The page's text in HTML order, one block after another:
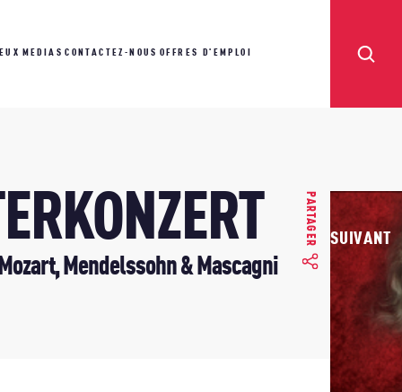
MEDIAS CONTACTEZ-NOUS OFFRES D'EMPLOI
Mendelssohn & Mascagni
PARTAGER SUIVANT